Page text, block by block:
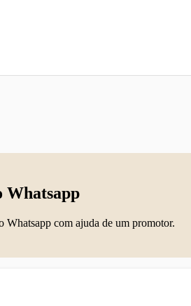
Whatsapp
Whatsapp com ajuda de um promotor.